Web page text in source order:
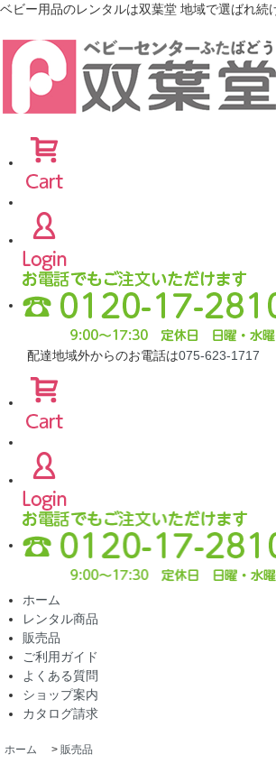
ベビー用品のレンタルは双葉堂 地域で選ばれ続
配達地域外からのお電話は075-623-1717
ホーム
レンタル商品
販売品
ご利用ガイド
よくある質問
ショップ案内
カタログ請求
ホーム > 販売品